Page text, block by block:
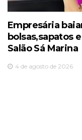
Empresária
bolsas,sapatos
Salão Sá Marina
4 de agosto de 2026